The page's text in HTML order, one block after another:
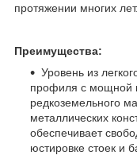
протяжении многих лет.
Преимущества:
Уровень из
профиля с мощной
редкоземельного
металлических
обеспечивает
юстировке стоек и